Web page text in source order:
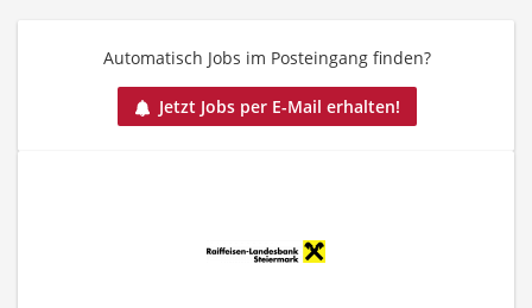
Automatisch Jobs im Posteingang finden?
Jetzt Jobs per E-Mail erhalten!